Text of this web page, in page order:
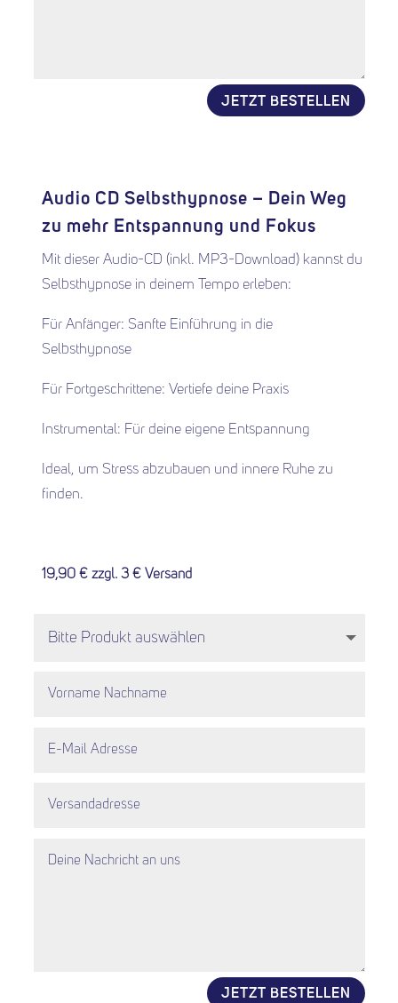
JETZT BESTELLEN
Audio CD Selbsthypnose – Dein Weg
zu mehr Entspannung und Fokus
Mit dieser Audio-CD (inkl. MP3-Download) kannst du
Selbsthypnose in deinem Tempo erleben:
Für Anfänger: Sanfte Einführung in die
Selbsthypnose
Für Fortgeschrittene: Vertiefe deine Praxis
Instrumental: Für deine eigene Entspannung
Ideal, um Stress abzubauen und innere Ruhe zu
finden.
19,90 € zzgl. 3 € Versand
JETZT BESTELLEN